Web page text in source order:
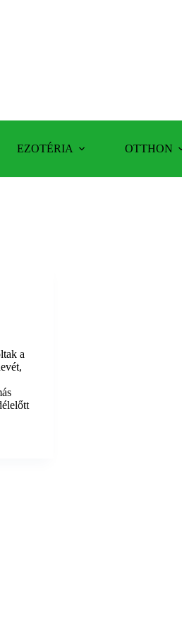
EZOTÉRIA OTTHON
a